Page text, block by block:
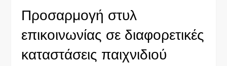
Προσαρμογή στυλ
επικοινωνίας σε διαφορετικές
καταστάσεις παιχνιδιού